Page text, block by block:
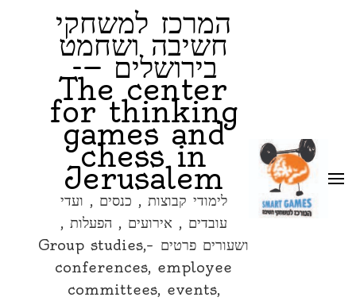
המרכז למשחקי
חשיבה ושחמט
בירושלים —-
The center
for thinking
games and
chess in
Jerusalem
לימודי קבוצות , כנסים , ועדי
עובדים , אירועים , הפעלות ,
ושעורים פרטים –Group studies,
conferences, employee
committees, events,